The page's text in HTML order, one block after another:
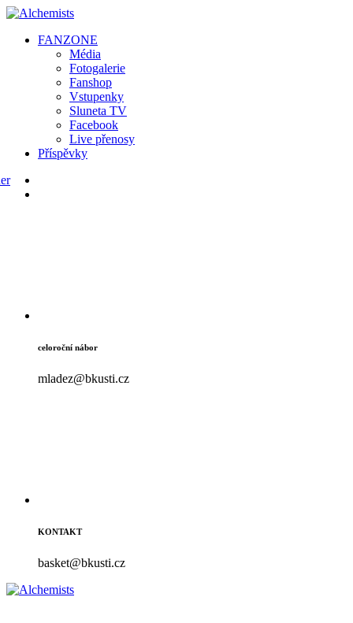
FANZONE
Média
Fotogalerie
Fanshop
Vstupenky
Sluneta TV
Facebook
Live přenosy
Příspěvky
celoroční nábor
mladez@bkusti.cz
KONTAKT
basket@bkusti.cz